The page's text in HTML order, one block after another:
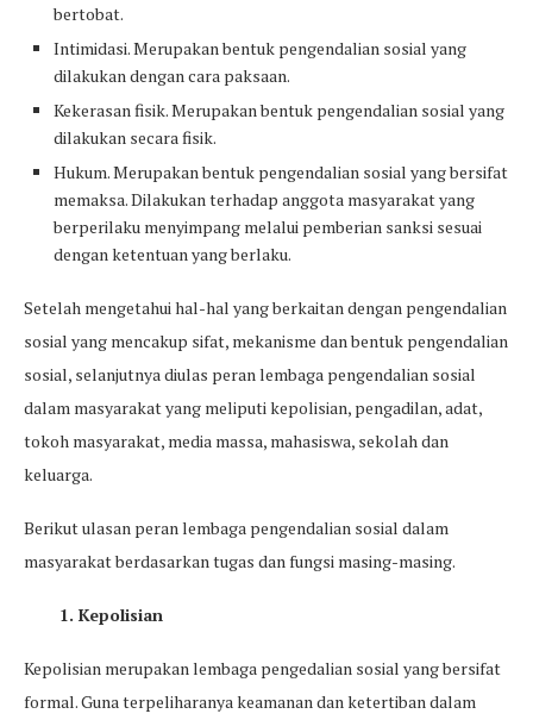
bertobat.
Intimidasi. Merupakan bentuk pengendalian sosial yang
dilakukan dengan cara paksaan.
Kekerasan fisik. Merupakan bentuk pengendalian sosial yang
dilakukan secara fisik.
Hukum. Merupakan bentuk pengendalian sosial yang bersifat
memaksa. Dilakukan terhadap anggota masyarakat yang
berperilaku menyimpang melalui pemberian sanksi sesuai
dengan ketentuan yang berlaku.
Setelah mengetahui hal-hal yang berkaitan dengan pengendalian
sosial yang mencakup sifat, mekanisme dan bentuk pengendalian
sosial, selanjutnya diulas peran lembaga pengendalian sosial
dalam masyarakat yang meliputi kepolisian, pengadilan, adat,
tokoh masyarakat, media massa, mahasiswa, sekolah dan
keluarga.
Berikut ulasan peran lembaga pengendalian sosial dalam
masyarakat berdasarkan tugas dan fungsi masing-masing.
1. Kepolisian
Kepolisian merupakan lembaga pengedalian sosial yang bersifat
formal. Guna terpeliharanya keamanan dan ketertiban dalam